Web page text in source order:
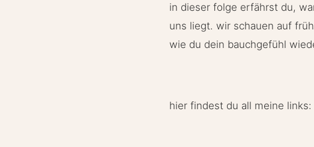
in dieser folge erfährst du,
uns liegt. wir schauen auf
wie du dein bauchgefühl
hier findest du all meine links: